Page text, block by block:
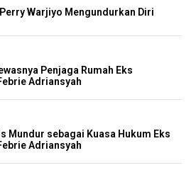
Warjiyo Mengundurkan Diri
Penjaga Rumah Eks
Adriansyah
Mundur sebagai Kuasa Hukum Eks
Adriansyah